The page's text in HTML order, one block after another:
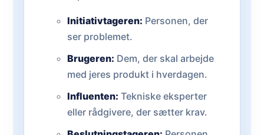
Initiativtageren: Personen, der
ser problemet.
Brugeren: Dem, der skal arbejde
med jeres produkt i hverdagen.
Influenten: Tekniske eksperter
eller rådgivere, der sætter krav.